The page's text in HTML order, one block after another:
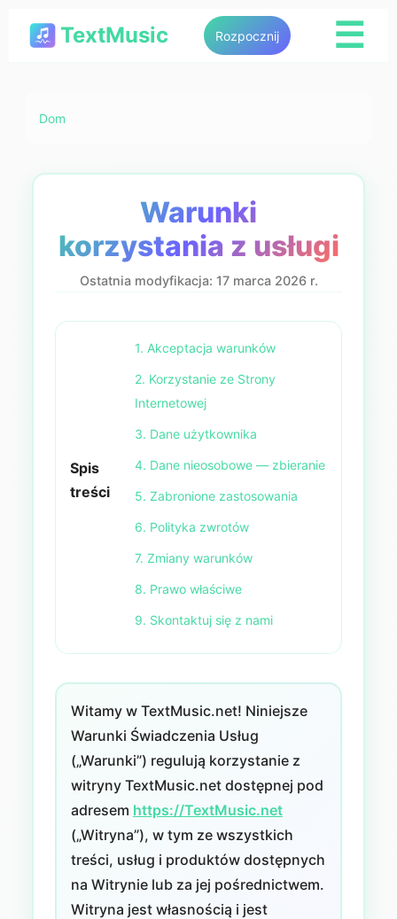
TextMusic Rozpocznij ☰
Dom
Warunki
korzystania z usługi
Ostatnia modyfikacja: 17 marca 2026 r.
Spis
treści
1. Akceptacja warunków
2. Korzystanie ze Strony
Internetowej
3. Dane użytkownika
4. Dane nieosobowe — zbieranie
5. Zabronione zastosowania
6. Polityka zwrotów
7. Zmiany warunków
8. Prawo właściwe
9. Skontaktuj się z nami
Witamy w TextMusic.net! Niniejsze
Warunki Świadczenia Usług
(„Warunki”) regulują korzystanie z
witryny TextMusic.net dostępnej pod
adresem https://TextMusic.net
(„Witryna”), w tym ze wszystkich
treści, usług i produktów dostępnych
na Witrynie lub za jej pośrednictwem.
Witryna jest własnością i jest